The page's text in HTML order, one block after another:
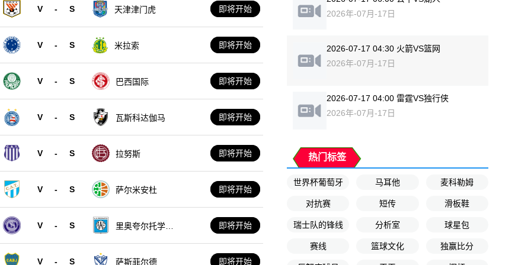
V - S 天津津门虎 即将开始
V - S 米拉索 即将开始
V - S 巴西国际 即将开始
V - S 瓦斯科达伽马 即将开始
V - S 拉努斯 即将开始
V - S 萨尔米安杜 即将开始
V - S
里奥夸尔托学生
即将开始
V - S 萨斯菲尔德 即将开始
2026年-07月-17日
2026-07-17 04:30 火箭VS篮网
2026年-07月-17日
2026-07-17 04:00 雷霆VS独行侠
2026年-07月-17日
热门标签
世界杯葡萄牙 马耳他 麦科勒姆
对抗赛 短传 滑板鞋
瑞士队的锋线 分析室 球星包
赛线 篮球文化 独赢比分